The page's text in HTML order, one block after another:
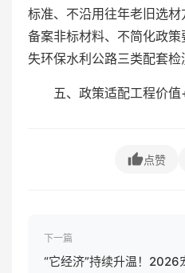
标准、不沿用往年老旧选
备案非标材料、不简化政
失环保水利公路三类配套检
五、政策适配工程价
点赞
下一篇
“它经济”持续升温！2026